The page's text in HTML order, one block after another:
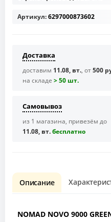
Артикул:6297000873602
Доставка
доставим 11.08, вт., от500
на складе > 50 шт.
Самовывоз
из 1 магазина, привезём до
11.08, вт.бесплaтно
Описание
NOMAD NOVO 9000